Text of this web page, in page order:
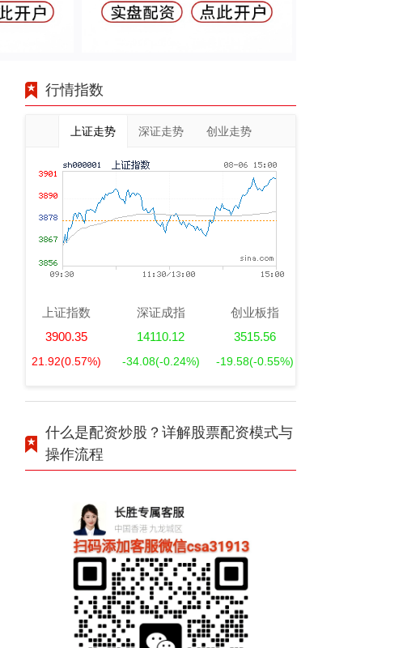
行情指数
上证走势 深证走势 创业走势
上证指数
3900.35
21.92(0.57%)
深证成指
14110.12
-34.08(-0.24%)
创业板指
3515.56
-19.58(-0.55%)
什么是配资炒股？详解股票配资模式与
操作流程